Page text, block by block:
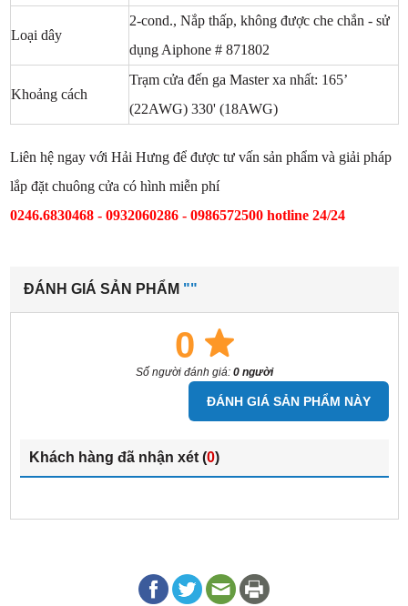
Loại dây
2-cond., Nắp thấp, không được che chắn - sử
dụng Aiphone # 871802
Khoảng cách
Trạm cửa đến ga Master xa nhất: 165’
(22AWG) 330' (18AWG)
Liên hệ ngay với Hải Hưng để được tư vấn sản phẩm và giải pháp
lắp đặt chuông cửa có hình miễn phí
0246.6830468 - 0932060286 - 0986572500 hotline 24/24
ĐÁNH GIÁ SẢN PHẨM ""
0
Số người đánh giá: 0 người
ĐÁNH GIÁ SẢN PHẨM NÀY
Khách hàng đã nhận xét (0)